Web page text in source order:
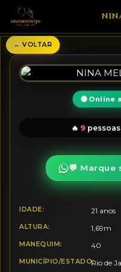
← VOLTAR
🟢 Online
🔥 9
💬 Marque
IDADE: 21 anos
ALTURA: 1,69m
MANEQUIM: 40
MUNICÍPIO/ESTADO:Rio de